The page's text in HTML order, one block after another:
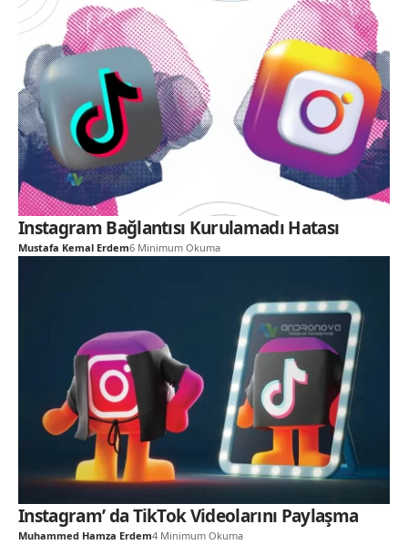
Instagram Bağlantısı Kurulamadı Hatası
Mustafa Kemal Erdem6 Minimum Okuma
Instagram’ da TikTok Videolarını Paylaşma
Muhammed Hamza Erdem4 Minimum Okuma